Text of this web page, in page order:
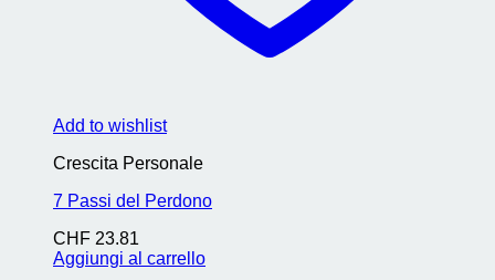
Add to wishlist
Crescita Personale
7 Passi del Perdono
CHF 23.81
Aggiungi al carrello